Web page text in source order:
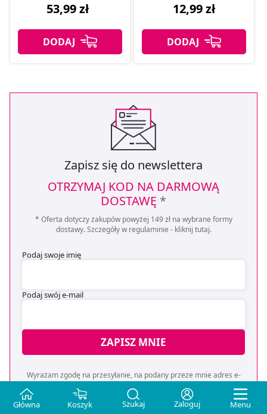
Główna Koszyk Szukaj Zaloguj Menu
53,99 zł 12,99 zł
Zapisz się do newslettera
OTRZYMAJ KOD NA DARMOWĄ
DOSTAWĘ *
* Oferta dotyczy zakupów powyżej 149 zł na wybrane formy
dostawy. Szczegóły w regulaminie - kliknij tutaj.
Podaj swoje imię
Podaj swój e-mail
ZAPISZ MNIE
Wyrażam zgodę na przesyłanie, na podany przeze mnie adres e-
nowościach i promocjach Administratora zgodnie z Art. 10 pkt 2
Ustawy z dnia 18 lipca 2002 r. o świadczeniu usług drogą